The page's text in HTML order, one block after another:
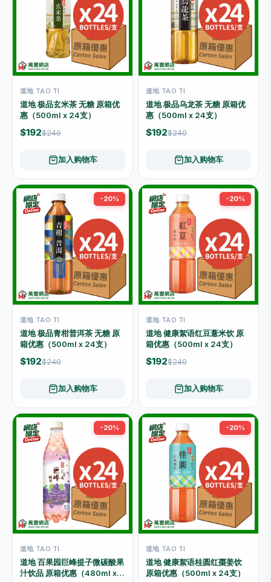
道地 TAO TI
道地 极品玄米茶 无糖 原箱优
惠（500ml x 24支）
$192$240
加入购物车
道地 TAO TI
道地 极品乌龙茶 无糖 原箱优
惠（500ml x 24支）
$192$240
加入购物车
-20%
道地 TAO TI
道地 极品青柑普洱茶 无糖 原
箱优惠（500ml x 24支）
$192$240
加入购物车
-20%
道地 TAO TI
道地 健康絮语红豆薏米饮 原
箱优惠（500ml x 24支）
$192$240
加入购物车
-20%
道地 TAO TI
道地 百果园巨峰提子微碳酸果
汁饮品 原箱优惠（480ml x
-20%
道地 TAO TI
道地 健康絮语桂圆红棗姜饮
原箱优惠（500ml x 24支）